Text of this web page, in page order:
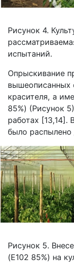
Рисунок 4.
испытаний.
Опрыскивание
вышеописанных
красителя, а
85%) (Рисунок
работах
было распылено
Рисунок 5.
(E102 85%) на